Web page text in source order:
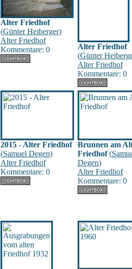
Alter Friedhof
(Günter Heiberger)
Alter Friedhof
Kommentare: 0
Alter Friedhof
(Günter
Alter Friedhof
Kommentare: 0
2015 - Alter Friedhof
(Samuel Degen)
Alter Friedhof
Kommentare: 0
Brunnen am
Friedhof(
Degen)
Alter Friedhof
Kommentare: 0